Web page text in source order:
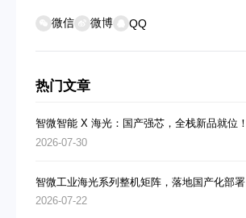
微信 微博 QQ
热门文章
智微智能 X 海光：国产强芯，全栈新品就位！
2026-07-30
智微工业海光系列整机矩阵，落地国产化部署
2026-07-22